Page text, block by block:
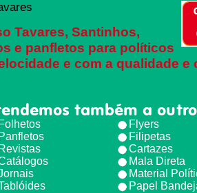
Tavares, Santinhos,
e panfletos para políticos
e com a qualidade e
também a
Folhetos
Panfletos
Revistas
Flyers
Filipetas
Cartazes
Mala Direta
Material
Papel